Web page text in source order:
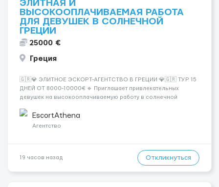
ЭЛИТНАЯ И
ВЫСОКООПЛАЧИВАЕМАЯ РАБОТА
ДЛЯ ДЕВУШЕК В СОЛНЕЧНОЙ
ГРЕЦИИ
25000 €
Греция
🇬🇷💎 ЭЛИТНОЕ ЭСКОРТ-АГЕНТСТВО В ГРЕЦИИ 💎🇬🇷 ТУР 15
ДНЕЙ ОТ 8000-10000€ 🔹 Приглашает привлекательных
девушек на высокооплачиваемую работу в солнечной
хорошие деньги 💶 — это предложение для тебя! 🔹
Требования: ✔️ Возраст от ...
EscortAthena
Агентство
19 часов назад Откликнуться